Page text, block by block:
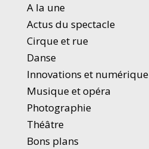
A la une
Actus du spectacle
Cirque et rue
Danse
Innovations et numérique
Musique et opéra
Photographie
Théâtre
Bons plans